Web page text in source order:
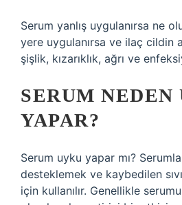
Serum yanlış uygulanırsa ne
yere uygulanırsa ve ilaç cildin
şişlik, kızarıklık, ağrı ve
SERUM NEDEN
YAPAR?
Serum uyku yapar mı?
desteklemek ve kaybedilen
için kullanılır. Genellikle